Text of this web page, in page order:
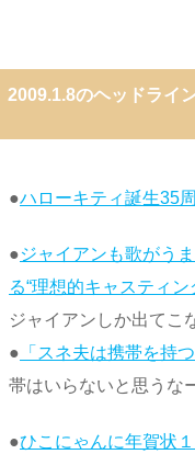
2009.1.8のヘッドライ
●ハローキティ誕生35
●ジャイアンも歌がう
る“理想的キャスティン
ジャイアンしか出てこ
● 「スネ夫は携帯を持
帯はいらないと思うな
●ひこにゃんに年賀状